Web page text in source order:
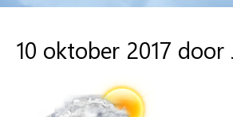
10 oktober 2017 door